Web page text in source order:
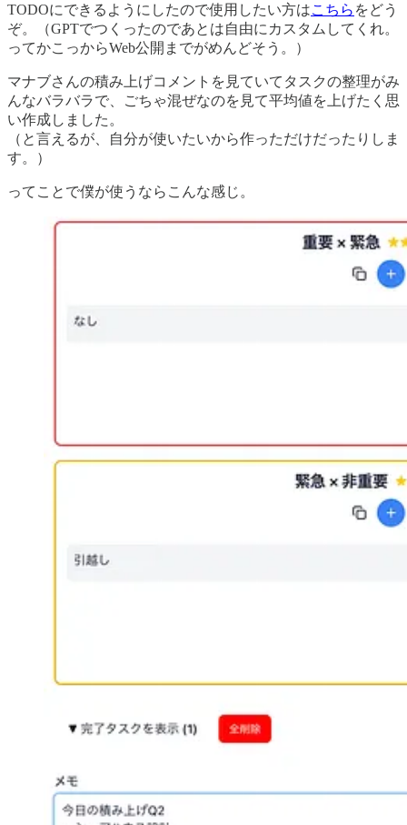
TODOにできるようにしたので使用したい方はこちら をどう
ぞ。（GPTでつくったのであとは自由にカスタムしてくれ。
ってかこっからWeb公開までがめんどそう。）
マナブさんの積み上げコメントを見ていてタスクの整理がみ
んなバラバラで、ごちゃ混ぜなのを見て平均値を上げたく思
い作成しました。
（と言えるが、自分が使いたいから作っただけだったりしま
す。）
ってことで僕が使うならこんな感じ。